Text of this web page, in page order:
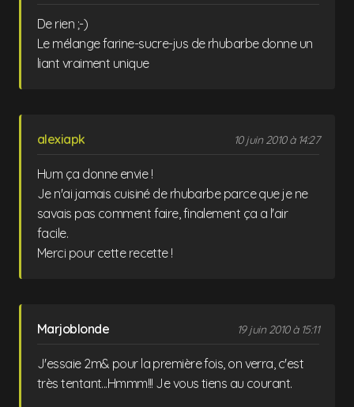
De rien ;-)
Le mélange farine-sucre-jus de rhubarbe donne un
liant vraiment unique
alexiapk 10 juin 2010 à 14:27
Hum ça donne envie !
Je n'ai jamais cuisiné de rhubarbe parce que je ne
savais pas comment faire, finalement ça a l'air
facile.
Merci pour cette recette !
Marjoblonde 19 juin 2010 à 15:11
J'essaie 2m& pour la première fois, on verra, c'est
très tentant...Hmmm!!! Je vous tiens au courant.